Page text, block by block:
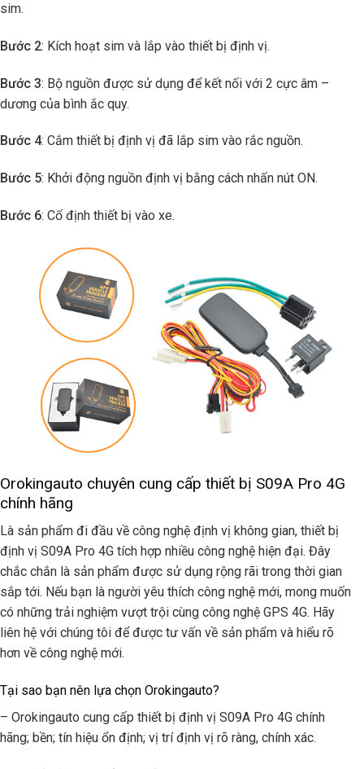
sim.
Bước 2: Kích hoạt sim và lắp vào thiết bị định vị.
Bước 3: Bộ nguồn được sử dụng để kết nối với 2 cực âm –
dương của bình ắc quy.
Bước 4: Cắm thiết bị định vị đã lắp sim vào rắc nguồn.
Bước 5: Khởi động nguồn định vị bằng cách nhấn nút ON.
Bước 6: Cố định thiết bị vào xe.
Orokingauto chuyên cung cấp thiết bị S09A Pro 4G
chính hãng
Là sản phẩm đi đầu về công nghệ định vị không gian, thiết bị
định vị S09A Pro 4G tích hợp nhiều công nghệ hiện đại. Đây
chắc chắn là sản phẩm được sử dụng rộng rãi trong thời gian
sắp tới. Nếu bạn là người yêu thích công nghệ mới, mong muốn
có những trải nghiệm vượt trội cùng công nghệ GPS 4G. Hãy
liên hệ với chúng tôi để được tư vấn về sản phẩm và hiểu rõ
hơn về công nghệ mới.
Tại sao bạn nên lựa chọn Orokingauto?
– Orokingauto cung cấp thiết bị định vị S09A Pro 4G chính
hãng; bền; tín hiệu ổn định; vị trí định vị rõ ràng, chính xác.